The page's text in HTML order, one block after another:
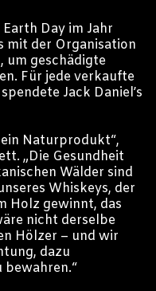
Day im Jahr
mit der Organisation
um geschädigte
Für jede verkaufte
Jack Daniel’s
ein Naturprodukt“,
„Die Gesundheit
Wälder sind
Whiskeys, der
Holz gewinnt, das
nicht derselbe
Hölzer – und wir
dazu
bewahren.“